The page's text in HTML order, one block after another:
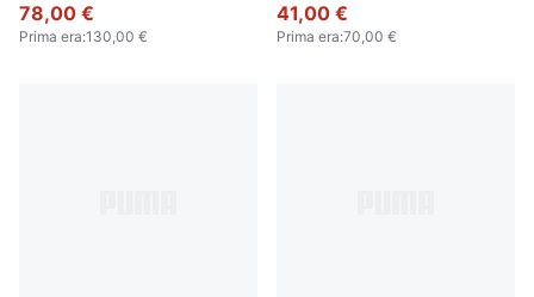
78,00 €
Prima era:130,00 €
41,00 €
Prima era:70,00 €